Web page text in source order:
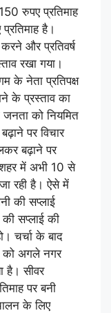
रुपए प्रतिमाह
है।
और प्रतिवर्ष
रखा गया।
के नेता प्रतिपक्ष
के प्रस्ताव का
जनता को नियमित
पर विचार
बढ़ाने पर
शहर में अभी 10 से
रही है। ऐसे में
की सप्लाई
की सप्लाई की
चर्चा के बाद
को अगले नगर
है। सीवर
पर बनी
के लिए